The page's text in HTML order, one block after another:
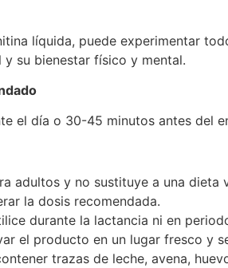
líquida, puede experimentar
y su bienestar físico y mental.
el día o 30-45 minutos antes del
adultos y no sustituye a una dieta
la dosis recomendada.
durante la lactancia ni en
el producto en un lugar fresco y
trazas de leche, avena,